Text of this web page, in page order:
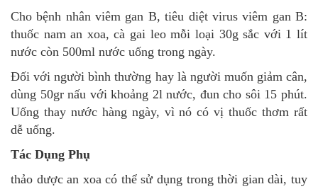
Cho bệnh nhân viêm gan B, tiêu diệt virus viêm gan B:
thuốc nam an xoa, cà gai leo mỗi loại 30g sắc với 1 lít
nước còn 500ml nước uống trong ngày.
Đối với người bình thường hay là người muốn giảm cân,
dùng 50gr nấu với khoảng 2l nước, đun cho sôi 15 phút.
Uống thay nước hàng ngày, vì nó có vị thuốc thơm rất
dễ uống.
Tác Dụng Phụ
thảo dược an xoa có thể sử dụng trong thời gian dài, tuy